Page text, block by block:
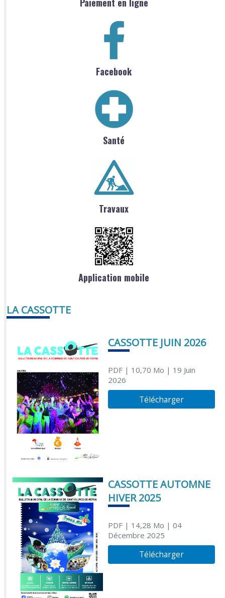
Facebook
Santé
Travaux
Application mobile
LA CASSOTTE
CASSOTTE JUIN 2026
PDF| 10,70 Mo | 19 Juin
2026
Télécharger
CASSOTTE AUTOMNE
HIVER 2025
PDF| 14,28 Mo | 04
Décembre 2025
Télécharger